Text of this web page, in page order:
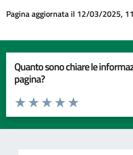
Pagina aggiornata il 12/03/2025,
Quanto sono chiare le
pagina?
Valuta da 1 a 5 stelle la pagina
Valuta 5 stelle su 5
Valuta 4 stelle su 5
Valuta 3 stelle su 5
Valuta 2 stelle su 5
Valuta 1 stelle su 5